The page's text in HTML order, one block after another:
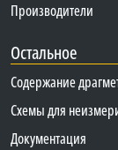
Производители
Остальное
Содержание
Схемы для
Документация